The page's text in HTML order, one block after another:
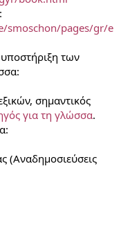
smoschon/pages/gr/e
των
σημαντικός
για τη γλώσσα.
(Αναδημοσιεύσεις